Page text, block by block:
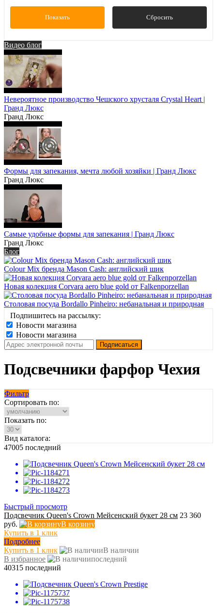
Показать Сбросить
Видео блог
Невероятное производство Чешского хрусталя Crystal Heart |
Гранд Люкс
Гранд Люкс
Формы для запекания, мечта любой хозяйки | Гранд Люкс
Гранд Люкс
Самые удобные формы для запекания | Гранд Люкс
Гранд Люкс
Блог
Colour Mix бренда Mason Cash: английский шик
Новая колекция Corvara aero blue gold от Falkenporzellan
Столовая посуда Bordallo Pinheiro: небанальная и природная
Подпишитесь на рассылку:
Новости магазина
Новости магазина
Подсвечники фарфор Чехия
Фильтр
Сортировать по:
Показать по:
Вид каталога:
47005 последний
Быстрый просмотр
Подсвечник Queen's Crown Мейсенский букет 28 см 23 360
руб.
В корзину
Купить в 1 клик
Подробнее
Купить в 1 клик
В наличии
В избранное
последний
40315 последний